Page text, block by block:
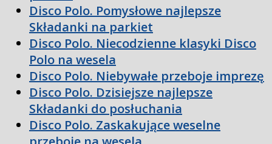
Disco Polo. Pomysłowe najlepsze
Składanki na parkiet
Disco Polo. Niecodzienne klasyki Disco
Polo na wesela
Disco Polo. Niebywałe przeboje imprezę
Disco Polo. Dzisiejsze najlepsze
Składanki do posłuchania
Disco Polo. Zaskakujące weselne